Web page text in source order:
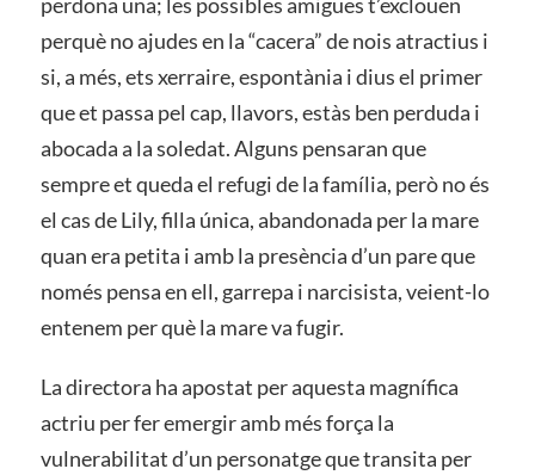
perquè no ajudes en la “cacera” de nois atractius i
si, a més, ets xerraire, espontània i dius el primer
que et passa pel cap, llavors, estàs ben perduda i
abocada a la soledat. Alguns pensaran que
sempre et queda el refugi de la família, però no és
el cas de Lily, filla única, abandonada per la mare
quan era petita i amb la presència d’un pare que
només pensa en ell, garrepa i narcisista, veient-lo
entenem per què la mare va fugir.
La directora ha apostat per aquesta magnífica
actriu per fer emergir amb més força la
vulnerabilitat d’un personatge que transita per